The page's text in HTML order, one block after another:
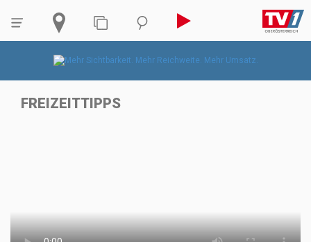
FREIZEITTIPPS